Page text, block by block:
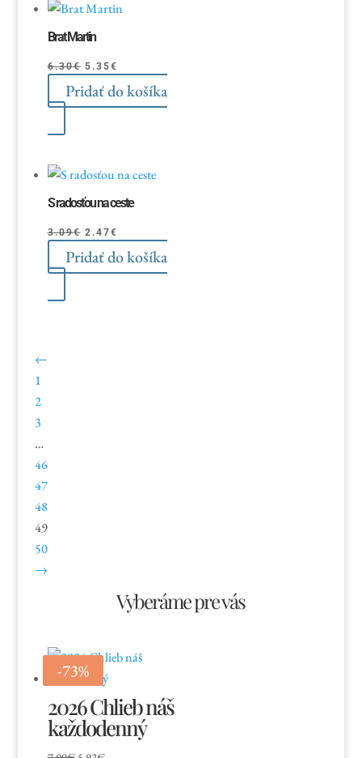
Brat Martin
6.30€ Pôvodná
cena
bola:
5.35€
cena
je:
Pridať do košíka
S radosťou na ceste
3.09€ Pôvodná
cena
bola:
2.47€
cena
je:
Pridať do košíka
←
1
2
3
…
46
47
48
49
50
→
Vyberáme pre vás
-25%
2026 Chlieb náš
každodenný
-73%